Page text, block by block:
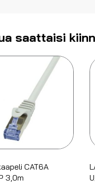
saattaisi
CAT6A
3,0m